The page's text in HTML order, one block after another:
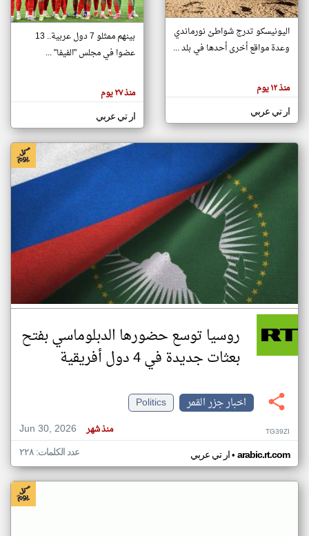
تغيير الدولة
اخبار جزر القمر على مدار الساعة
أهم اخبار جزر القمر العاجلة والمباشرة
هنا عن
وجهة
كاتبيها.
اليونيسكو تدرج شواطئ نورماندي
وعدة مواقع أخرى أحدها في بلد ...
منذ ١٢ يوم
ار تي عربي
بينهم ممثلو 7 دول عربية.. 13
عضوا في مجلس "الفيفا" ...
منذ ٢٧ يوم
ار تي عربي
روسيا توسع حضورها الدبلوماسي بفتح
بعثات جديدة في 4 دول أفريقية
اخبار جزر القمر
Politics
Jun 30, 2026
منذ شهر TG39ZI
ار تي عربي• arabic.rt.com عدد الكلمات: ٢٢٨
klyoum.com